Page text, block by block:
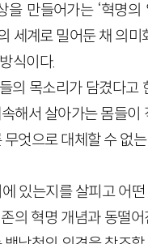
만들어가는 ‘혁명의
계로 밀어둔 채 의미
식이다.
의 목소리가 담겼다
해서 살아가는 몸들이
엇으로 대체할 수 없
있는지를 살피고 어
의 혁명 개념과 동떨